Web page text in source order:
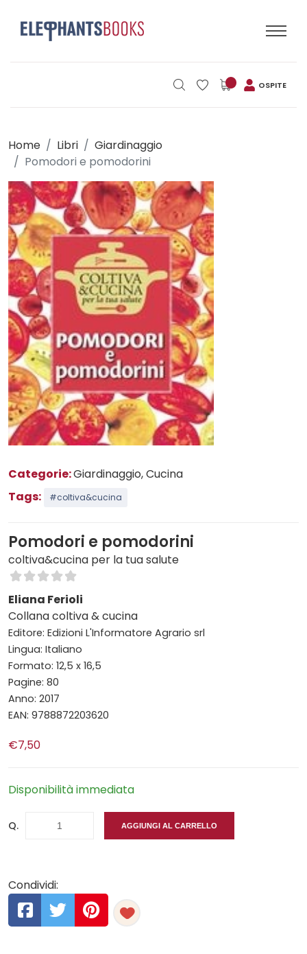
OSPITE
Home Libri
Giardinaggio
Pomodori e pomodorini
Categorie:Giardinaggio, Cucina
Tags:
#coltiva&cucina
Pomodori e pomodorini
coltiva&cucina per la tua salute
Eliana Ferioli
Collana coltiva & cucina
Editore: Edizioni L'Informatore Agrario srl
Lingua: Italiano
Formato: 12,5 x 16,5
Pagine: 80
Anno: 2017
EAN: 9788872203620
€7,50
Disponibilità immediata
Q. AGGIUNGI AL CARRELLO
Condividi: